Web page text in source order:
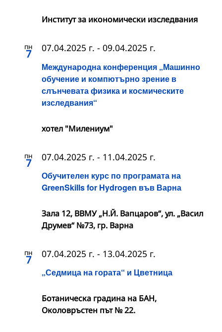
Институт за икономически изследвания
пн
7
Международна конференция „Машинно
обучение и компютърно зрение в
слънчевата физика и космическите
изследвания“
07.04.2025 г. - 09.04.2025 г.
хотел "Милениум"
пн
7
Обучителен курс по програмата на
GreenSkills for Hydrogen във Варна
07.04.2025 г. - 11.04.2025 г.
Зала 12, ВВМУ „Н.Й. Вапцаров“, ул. „Васил
Друмев“ №73, гр. Варна
пн
7
„Седмица на гората“ и Цветница
07.04.2025 г. - 13.04.2025 г.
Ботаническа градина на БАН,
Околовръстен път № 22.